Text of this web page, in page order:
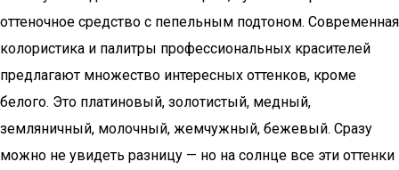
оттеночное средство с пепельным подтоном. Современная
колористика и палитры профессиональных красителей
предлагают множество интересных оттенков, кроме
белого. Это платиновый, золотистый, медный,
земляничный, молочный, жемчужный, бежевый. Сразу
можно не увидеть разницу — но на солнце все эти оттенки